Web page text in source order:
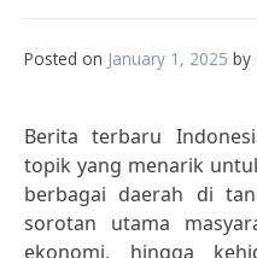
Posted on January 1, 2025 by
Berita terbaru
topik yang menarik
berbagai daerah di
sorotan utama
ekonomi, hingga